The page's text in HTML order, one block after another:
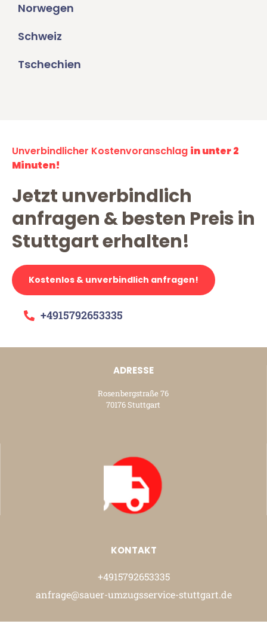
Norwegen
Schweiz
Tschechien
Unverbindlicher Kostenvoranschlag in unter 2
Minuten!
Jetzt unverbindlich
anfragen & besten Preis in
Stuttgart erhalten!
Kostenlos & unverbindlich anfragen!
+4915792653335
ADRESSE
Rosenbergstraße 76
70176 Stuttgart
KONTAKT
+4915792653335
anfrage@sauer-umzugsservice-stuttgart.de